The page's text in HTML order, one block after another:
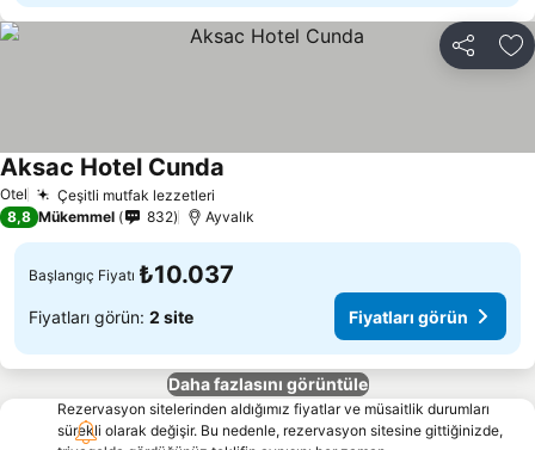
Paylaş
Otel Çeşitli mutfak lezzetleri
Aksac Hotel Cunda
8,8 Mükemmel 832 Ayvalık
Başlangıç Fiyatı ₺10.037
Fiyatları görün: 2 site Fiyatları görün
Daha fazlasını görüntüle
Rezervasyon sitelerinden aldığımız fiyatlar ve müsaitlik durumları
sürekli olarak değişir. Bu nedenle, rezervasyon sitesine gittiğinizde,